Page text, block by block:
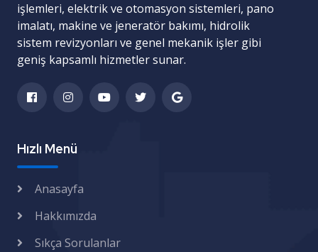
işlemleri, elektrik ve otomasyon sistemleri, pano
imalatı, makine ve jeneratör bakımı, hidrolik
sistem revizyonları ve genel mekanik işler gibi
geniş kapsamlı hizmetler sunar.
Hızlı Menü
Anasayfa
Hakkımızda
Sıkça Sorulanlar